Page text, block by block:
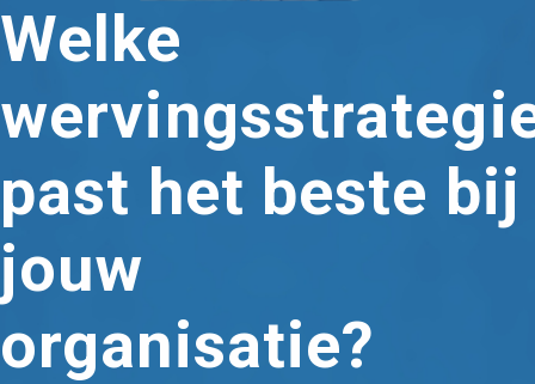
Welke
past het beste bij
jouw
organisatie?